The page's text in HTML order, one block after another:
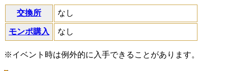
交換所 なし
モンポ購入 なし
※イベント時は例外的に入手できることがあります。